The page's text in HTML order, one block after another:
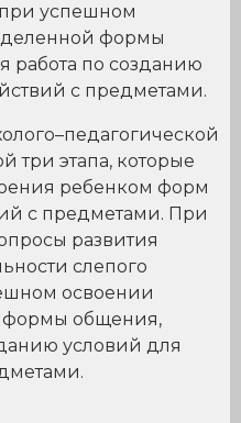
при успешном
формы
работа по созданию
с предметами.
три этапа, которые
ребенком форм
с предметами. При
развития
слепого
освоении
формы общения,
условий для